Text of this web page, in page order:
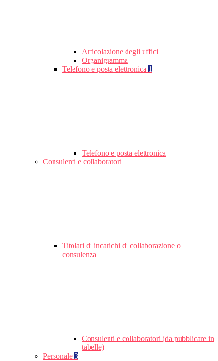
Articolazione degli uffici
Organigramma
Telefono e posta elettronica 1
Telefono e posta elettronica
Consulenti e collaboratori
Titolari di incarichi di collaborazione o
consulenza
Consulenti e collaboratori (da pubblicare in
tabelle)
Personale 3